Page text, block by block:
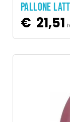
PALLONE
€ 21,51